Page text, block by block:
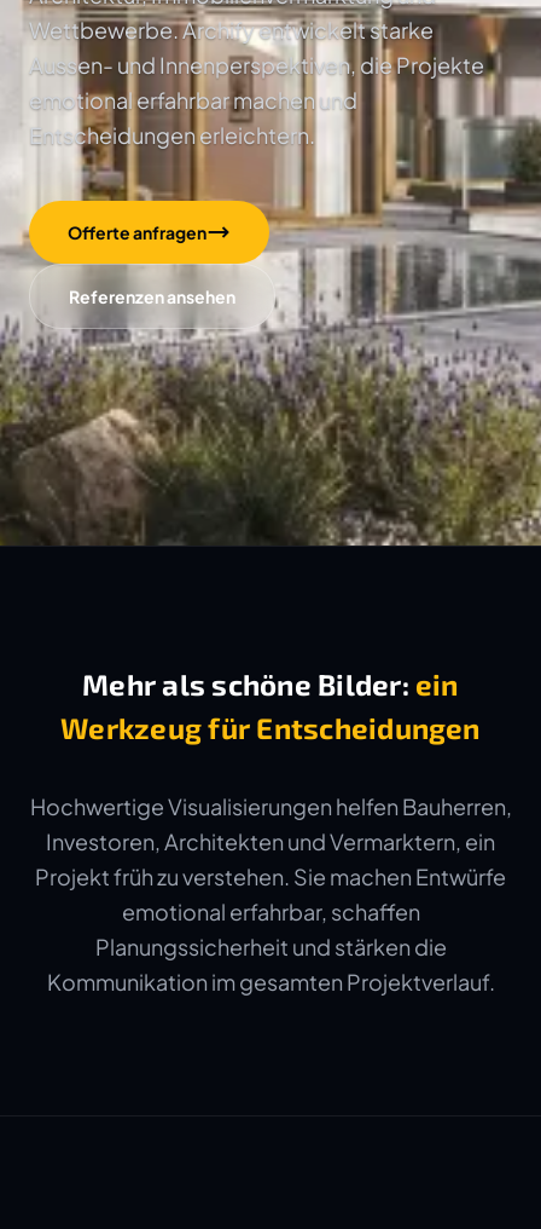
Wettbewerbe. Archify entwickelt starke
Aussen- und Innenperspektiven, die Projekte
emotional erfahrbar machen und
Entscheidungen erleichtern.
Offerte anfragen
Referenzen ansehen
Mehr als schöne Bilder: ein
Werkzeug für Entscheidungen
Hochwertige Visualisierungen helfen Bauherren,
Investoren, Architekten und Vermarktern, ein
Projekt früh zu verstehen. Sie machen Entwürfe
emotional erfahrbar, schaffen
Planungssicherheit und stärken die
Kommunikation im gesamten Projektverlauf.